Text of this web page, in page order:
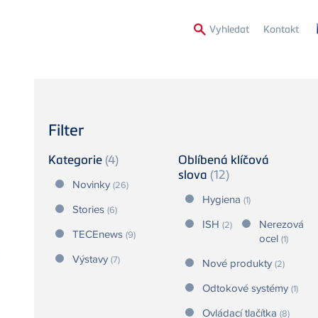
Vyhledat Kontakt
Filter
Kategorie (4)
Novinky (26)
Stories (6)
TECEnews (9)
Výstavy (7)
Oblíbená klíčová
slova (12)
Hygiena (1)
ISH (2)
Nerezová
ocel (1)
Nové produkty (2)
Odtokové systémy (1)
Ovládací tlačítka (8)